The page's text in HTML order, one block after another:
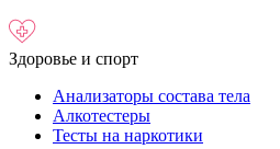
Здоровье и спорт
Анализаторы состава тела
Алкотестеры
Тесты на наркотики